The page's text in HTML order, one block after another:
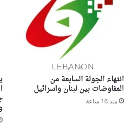
انتهاء الجولة السابعة من
المفاوضات بين لبنان واسرائيل
منذ 16 ساعة